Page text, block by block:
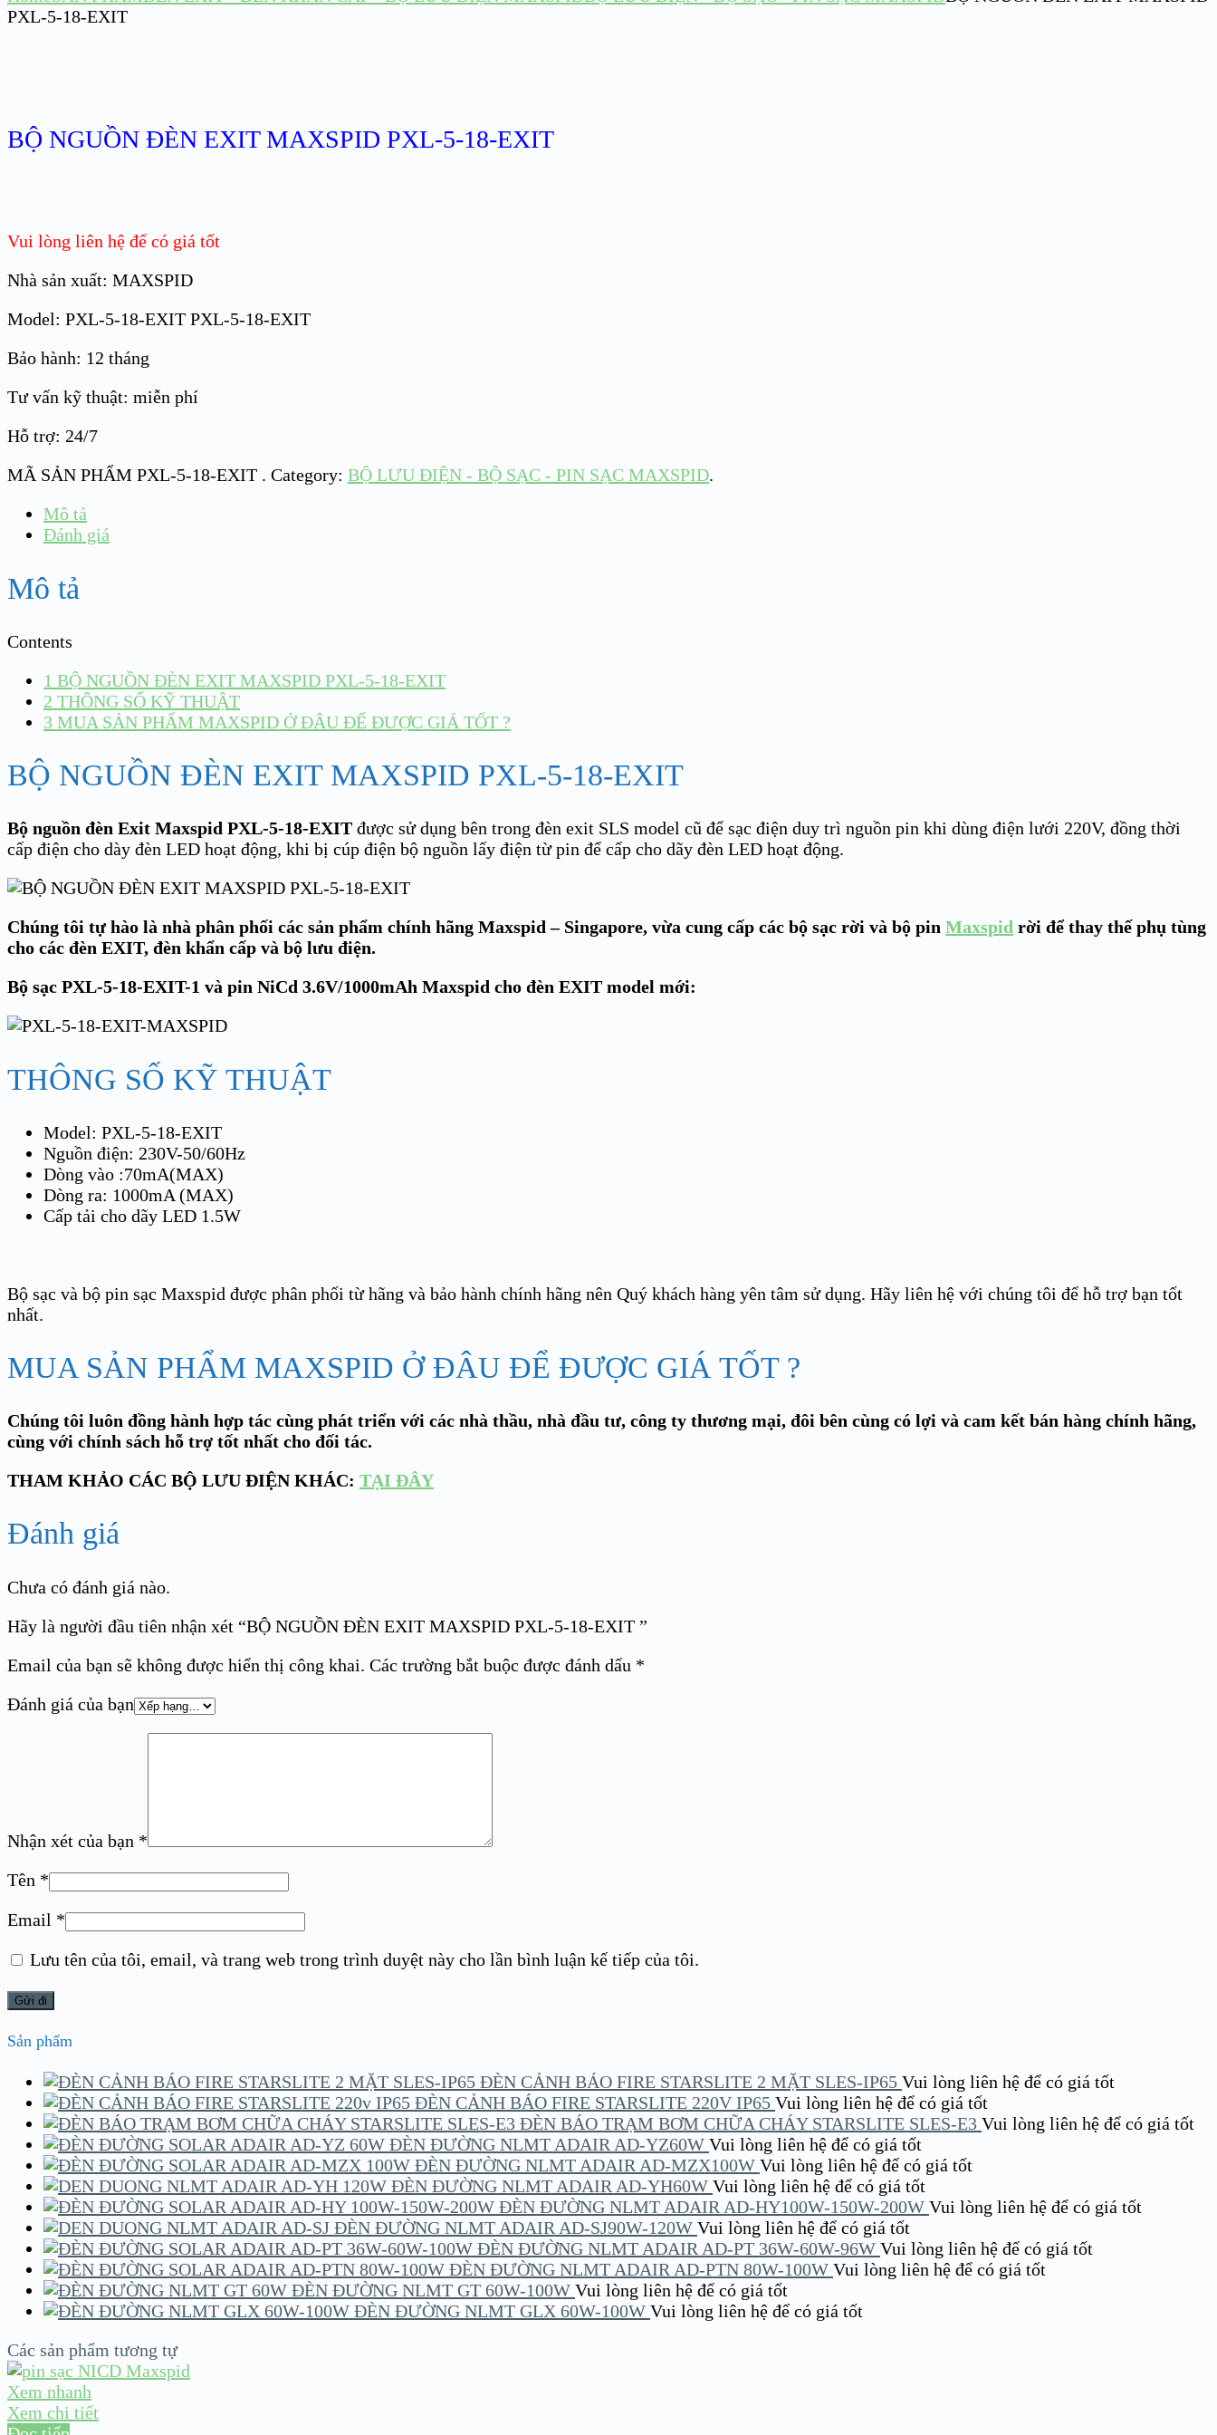
PXL-5-18-EXIT
BỘ NGUỒN ĐÈN EXIT MAXSPID PXL-5-18-EXIT
Vui lòng liên hệ để có giá tốt
Nhà sản xuất: MAXSPID
Model: PXL-5-18-EXIT PXL-5-18-EXIT
Bảo hành: 12 tháng
Tư vấn kỹ thuật: miễn phí
Hỗ trợ: 24/7
MÃ SẢN PHẨM PXL-5-18-EXIT . Category: BỘ LƯU ĐIỆN - BỘ SẠC - PIN SẠC MAXSPID.
Mô tả
Đánh giá
Mô tả
Contents
1 BỘ NGUỒN ĐÈN EXIT MAXSPID PXL-5-18-EXIT
2 THÔNG SỐ KỸ THUẬT
3 MUA SẢN PHẨM MAXSPID Ở ĐÂU ĐỂ ĐƯỢC GIÁ TỐT ?
BỘ NGUỒN ĐÈN EXIT MAXSPID PXL-5-18-EXIT
Bộ nguồn đèn Exit Maxspid PXL-5-18-EXIT được sử dụng bên trong đèn exit SLS model cũ để sạc điện duy trì nguồn pin khi dùng điện lưới 220V, đồng thời
cấp điện cho dày đèn LED hoạt động, khi bị cúp điện bộ nguồn lấy điện từ pin để cấp cho dãy đèn LED hoạt động.
Chúng tôi tự hào là nhà phân phối các sản phẩm chính hãng Maxspid – Singapore, vừa cung cấp các bộ sạc rời và bộ pin Maxspid rời để thay thế phụ tùng
cho các đèn EXIT, đèn khẩn cấp và bộ lưu điện.
Bộ sạc PXL-5-18-EXIT-1 và pin NiCd 3.6V/1000mAh Maxspid cho đèn EXIT model mới:
THÔNG SỐ KỸ THUẬT
Model: PXL-5-18-EXIT
Nguồn điện: 230V-50/60Hz
Dòng vào :70mA(MAX)
Dòng ra: 1000mA (MAX)
Cấp tải cho dãy LED 1.5W
Bộ sạc và bộ pin sạc Maxspid được phân phối từ hãng và bảo hành chính hãng nên Quý khách hàng yên tâm sử dụng. Hãy liên hệ với chúng tôi để hỗ trợ bạn tốt
nhất.
MUA SẢN PHẨM MAXSPID Ở ĐÂU ĐỂ ĐƯỢC GIÁ TỐT ?
Chúng tôi luôn đồng hành hợp tác cùng phát triển với các nhà thầu, nhà đầu tư, công ty thương mại, đôi bên cùng có lợi và cam kết bán hàng chính hãng,
cùng với chính sách hỗ trợ tốt nhất cho đối tác.
THAM KHẢO CÁC BỘ LƯU ĐIỆN KHÁC: TẠI ĐÂY
Đánh giá
Chưa có đánh giá nào.
Hãy là người đầu tiên nhận xét “BỘ NGUỒN ĐÈN EXIT MAXSPID PXL-5-18-EXIT ”
Email của bạn sẽ không được hiển thị công khai. Các trường bắt buộc được đánh dấu *
Đánh giá của bạn
Nhận xét của bạn *
Tên *
Email *
Lưu tên của tôi, email, và trang web trong trình duyệt này cho lần bình luận kế tiếp của tôi.
Sản phẩm
ĐÈN CẢNH BÁO FIRE STARSLITE 2 MẶT SLES-IP65 Vui lòng liên hệ để có giá tốt
ĐÈN CẢNH BÁO FIRE STARSLITE 220V IP65 Vui lòng liên hệ để có giá tốt
ĐÈN BÁO TRẠM BƠM CHỮA CHÁY STARSLITE SLES-E3 Vui lòng liên hệ để có giá tốt
ĐÈN ĐƯỜNG NLMT ADAIR AD-YZ60W Vui lòng liên hệ để có giá tốt
ĐÈN ĐƯỜNG NLMT ADAIR AD-MZX100W Vui lòng liên hệ để có giá tốt
ĐÈN ĐƯỜNG NLMT ADAIR AD-YH60W Vui lòng liên hệ để có giá tốt
ĐÈN ĐƯỜNG NLMT ADAIR AD-HY100W-150W-200W Vui lòng liên hệ để có giá tốt
ĐÈN ĐƯỜNG NLMT ADAIR AD-SJ90W-120W Vui lòng liên hệ để có giá tốt
ĐÈN ĐƯỜNG NLMT ADAIR AD-PT 36W-60W-96W Vui lòng liên hệ để có giá tốt
ĐÈN ĐƯỜNG NLMT ADAIR AD-PTN 80W-100W Vui lòng liên hệ để có giá tốt
ĐÈN ĐƯỜNG NLMT GT 60W-100W Vui lòng liên hệ để có giá tốt
ĐÈN ĐƯỜNG NLMT GLX 60W-100W Vui lòng liên hệ để có giá tốt
Các sản phẩm tương tự
Xem nhanh
Xem chi tiết